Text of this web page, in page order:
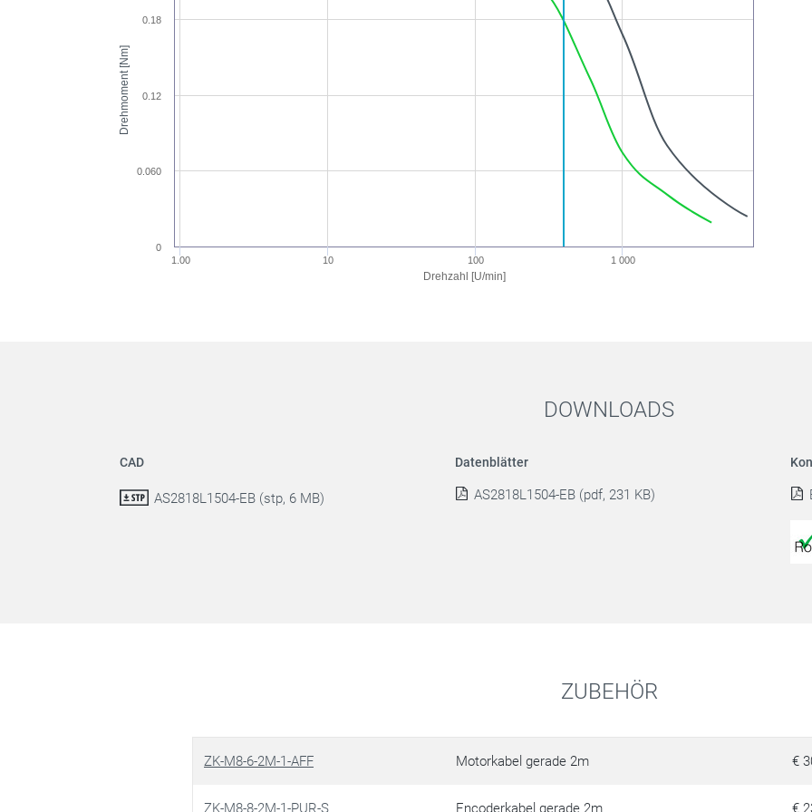
Drehzahl [U/min]
Drehmoment [Nm]
1.00 10 100 1 000
0
0.060
0.12
0.18
DOWNLOADS
CAD
AS2818L1504-EB (stp, 6 MB)
Datenblätter
AS2818L1504-EB (pdf, 231 KB)
ZUBEHÖR
ZK-M8-6-2M-1-AFF Motorkabel gerade 2m €
ZK-M8-8-2M-1-PUR-S Encoderkabel gerade 2m €